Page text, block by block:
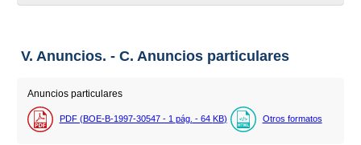
V. Anuncios. - C. Anuncios particulares
Anuncios particulares
PDF (BOE-B-1997-30547 - 1 pág. - 64 KB) Otros formatos